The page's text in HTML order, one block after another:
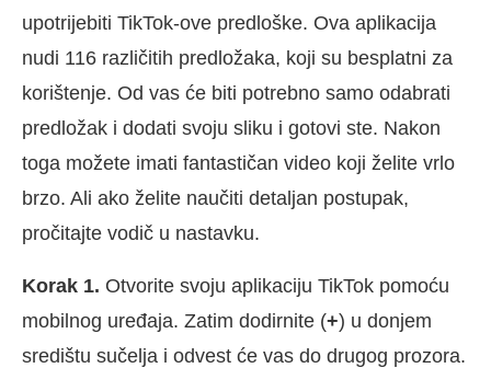
upotrijebiti TikTok-ove predloške. Ova aplikacija
nudi 116 različitih predložaka, koji su besplatni za
korištenje. Od vas će biti potrebno samo odabrati
predložak i dodati svoju sliku i gotovi ste. Nakon
toga možete imati fantastičan video koji želite vrlo
brzo. Ali ako želite naučiti detaljan postupak,
pročitajte vodič u nastavku.
Korak 1. Otvorite svoju aplikaciju TikTok pomoću
mobilnog uređaja. Zatim dodirnite (+) u donjem
središtu sučelja i odvest će vas do drugog prozora.